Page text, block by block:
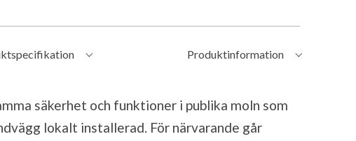
Produktinformation
säkerhet och funktioner i publika moln som
lokalt installerad. För närvarande går